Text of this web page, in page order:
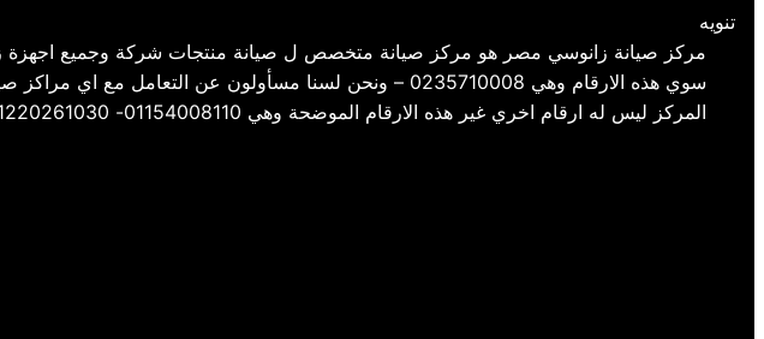
تنويه
مركز صيانة زانوسي مصر هو مركز صيانة متخصص ل صيانة منتجات شركة وجميع
سوي هذه الارقام وهي 0235710008 – ونحن لسنا مسأولون عن
المركز ليس له ارقام اخري غير هذه الارقام الموضحة وهي 01154008110- 01220261030